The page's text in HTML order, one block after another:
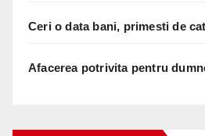
Ceri o data bani, primesti de
Afacerea potrivita pentru